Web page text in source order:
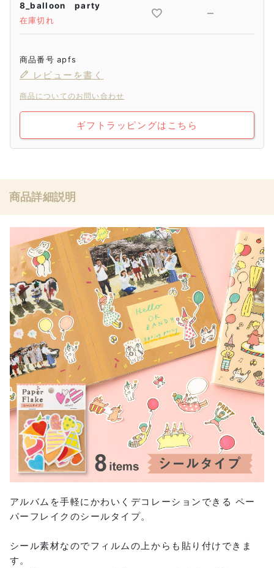
8_balloon party
在庫切れ
—
商品番号 apfs
レビューを書く
商品についてのお問い合わせ
ギフトラッピングはこちら
商品詳細説明
アルバムを手軽にかわいくデコレーションできる ペー
パーフレイクのシールタイプ。
シール素材なのでフィルムの上からも貼り付けできま
す。